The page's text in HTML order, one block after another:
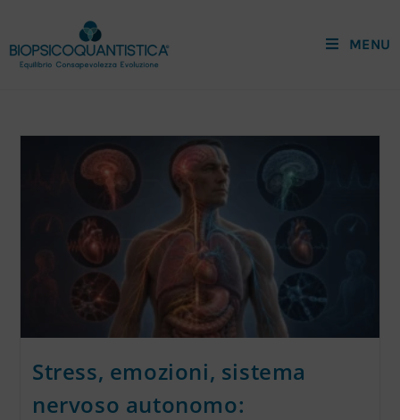
MENU
Stress, emozioni, sistema
nervoso autonomo: